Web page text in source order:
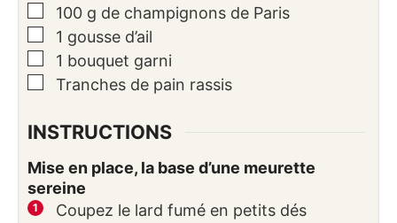
▢
100 g de champignons de Paris
▢
1 gousse d’ail
▢
1 bouquet garni
▢
Tranches de pain rassis
INSTRUCTIONS
Mise en place, la base d’une meurette
sereine
Coupez le lard fumé en petits dés